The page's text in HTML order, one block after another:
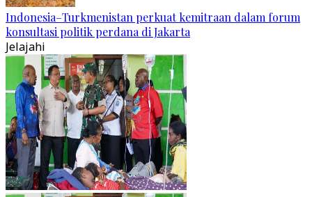
Indonesia–Turkmenistan perkuat kemitraan dalam forum
konsultasi politik perdana di Jakarta
Jelajahi